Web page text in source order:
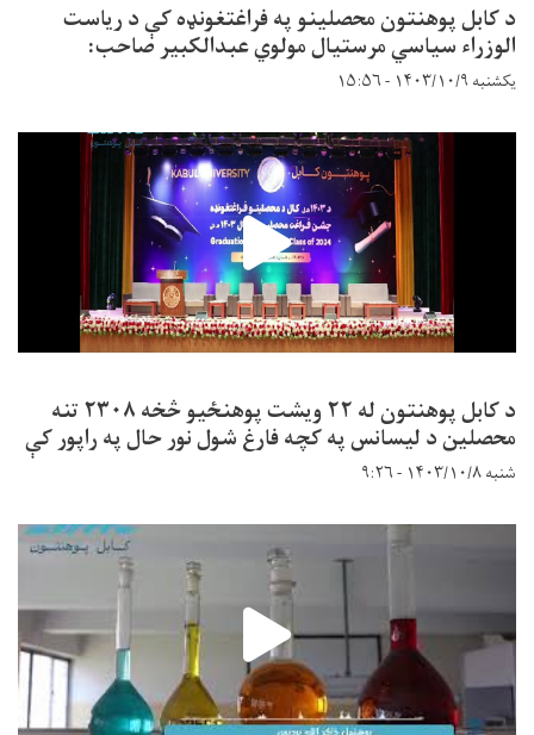
د کابل پوهنتون محصلینو په فراغتغونډه کې د ریاست
الوزراء سیاسي مرستیال مولوي عبدالکبیر صاحب:
یکشنبه ۱۴۰۳/۱۰/۹ - ۱۵:۵۶
د کابل پوهنتون له ۲۲ ویشت پوهنځیو څخه ۲۳۰۸ تنه
محصلین د لیسانس په کچه فارغ شول نور حال په راپور کې
شنبه ۱۴۰۳/۱۰/۸ - ۹:۲۶